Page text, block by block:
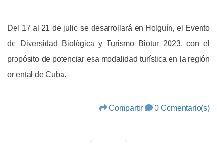
Del 17 al 21 de julio se desarrollará en Holguín, el Evento
de Diversidad Biológica y Turismo Biotur 2023, con el
propósito de potenciar esa modalidad turística en la región
oriental de Cuba.
Compartir 0 Comentario(s)